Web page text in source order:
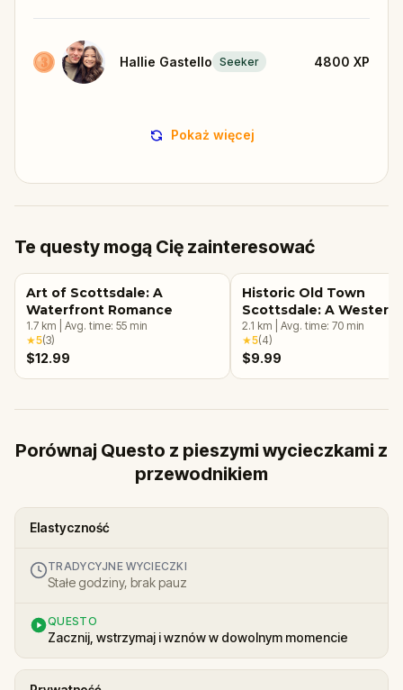
Hallie Gastello Seeker 4800 XP
Pokaż więcej
Te questy mogą Cię zainteresować
Art of Scottsdale: A
Waterfront Romance
1.7 km Avg. time: 55 min
★5(3)
$12.99
Historic Old Town
Scottsdale: A Western
Adventure
2.1 km Avg. time: 70 min
★5(4)
$9.99
Porównaj Questo z pieszymi wycieczkami z
przewodnikiem
Elastyczność
TRADYCYJNE WYCIECZKI
Stałe godziny, brak pauz
QUESTO
Zacznij, wstrzymaj i wznów w dowolnym momencie